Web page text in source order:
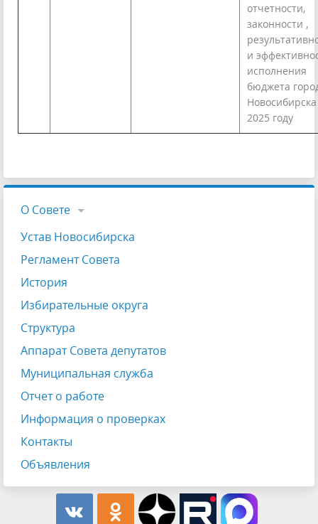
отчетности,
законности ,
и
исполнения
бюджета
2025 году
О Совете
Устав Новосибирска
Регламент Совета
История
Избирательные округа
Структура
Аппарат Совета депутатов
Муниципальная служба
Отчет о работе
Информация о проверках
Контакты
Объявления